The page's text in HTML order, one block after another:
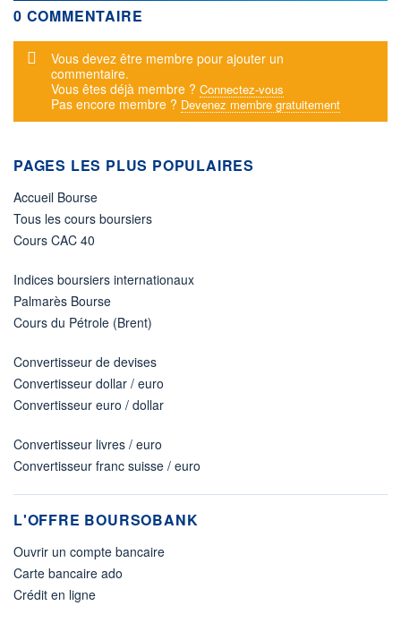
0 COMMENTAIRE
Message d'alerte
Vous devez être membre pour ajouter un
commentaire.
Vous êtes déjà membre ? Connectez-vous
Pas encore membre ? Devenez membre gratuitement
PAGES LES PLUS POPULAIRES
Accueil Bourse
Tous les cours boursiers
Cours CAC 40
Indices boursiers internationaux
Palmarès Bourse
Cours du Pétrole (Brent)
Convertisseur de devises
Convertisseur dollar / euro
Convertisseur euro / dollar
Convertisseur livres / euro
Convertisseur franc suisse / euro
L'OFFRE BOURSOBANK
Ouvrir un compte bancaire
Carte bancaire ado
Crédit en ligne